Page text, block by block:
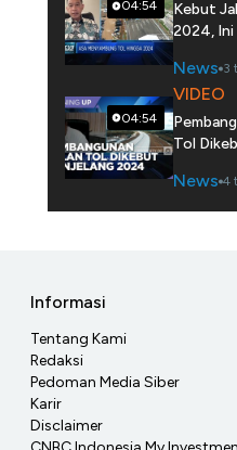
04:54
Kebut
2024, Ini
News 3
04:54
VIDEO
Tol
News 4
Informasi
Tentang Kami
Redaksi
Pedoman Media Siber
Karir
Disclaimer